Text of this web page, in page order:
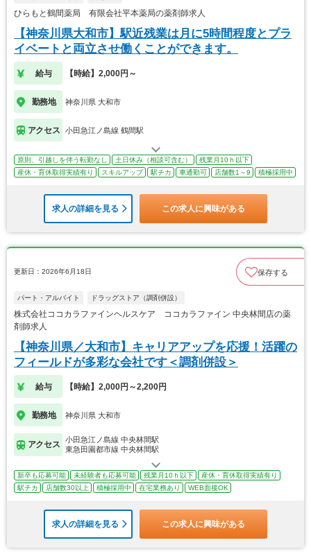
ひらもと鶴間薬局 有限会社平本薬局の薬剤師求人
【神奈川県大和市】駅近残業は月に5時間程度とプラ
イベートと両立させ働くことができます。
給与 【時給】2,000円～
勤務地 神奈川県 大和市
アクセス 小田急江ノ島線 鶴間駅
原則、引越しを伴う転勤なし 土日休み（相談可含む）
残業月10ｈ以下
産休・育休取得実績有り
スキルアップ 駅チカ 車通勤可 店舗数1～9 積極採用中
求人の詳細を見る この求人に興味がある
更新日：2026年6月18日 保存する
パート・アルバイト ドラッグストア（調剤併設）
株式会社ココカラファインヘルスケア ココカラファイン 中央林間店の薬
剤師求人
【神奈川県／大和市】キャリアアップを応援！活躍の
フィールドが多彩な会社です＜調剤併設＞
給与 【時給】2,000円～2,200円
勤務地 神奈川県 大和市
アクセス
小田急江ノ島線 中央林間駅
東急田園都市線 中央林間駅
新卒も応募可能 未経験者も応募可能 残業月10ｈ以下
産休・育休取得実績有り
駅チカ
店舗数30以上 積極採用中 在宅業務あり WEB面接OK
求人の詳細を見る この求人に興味がある